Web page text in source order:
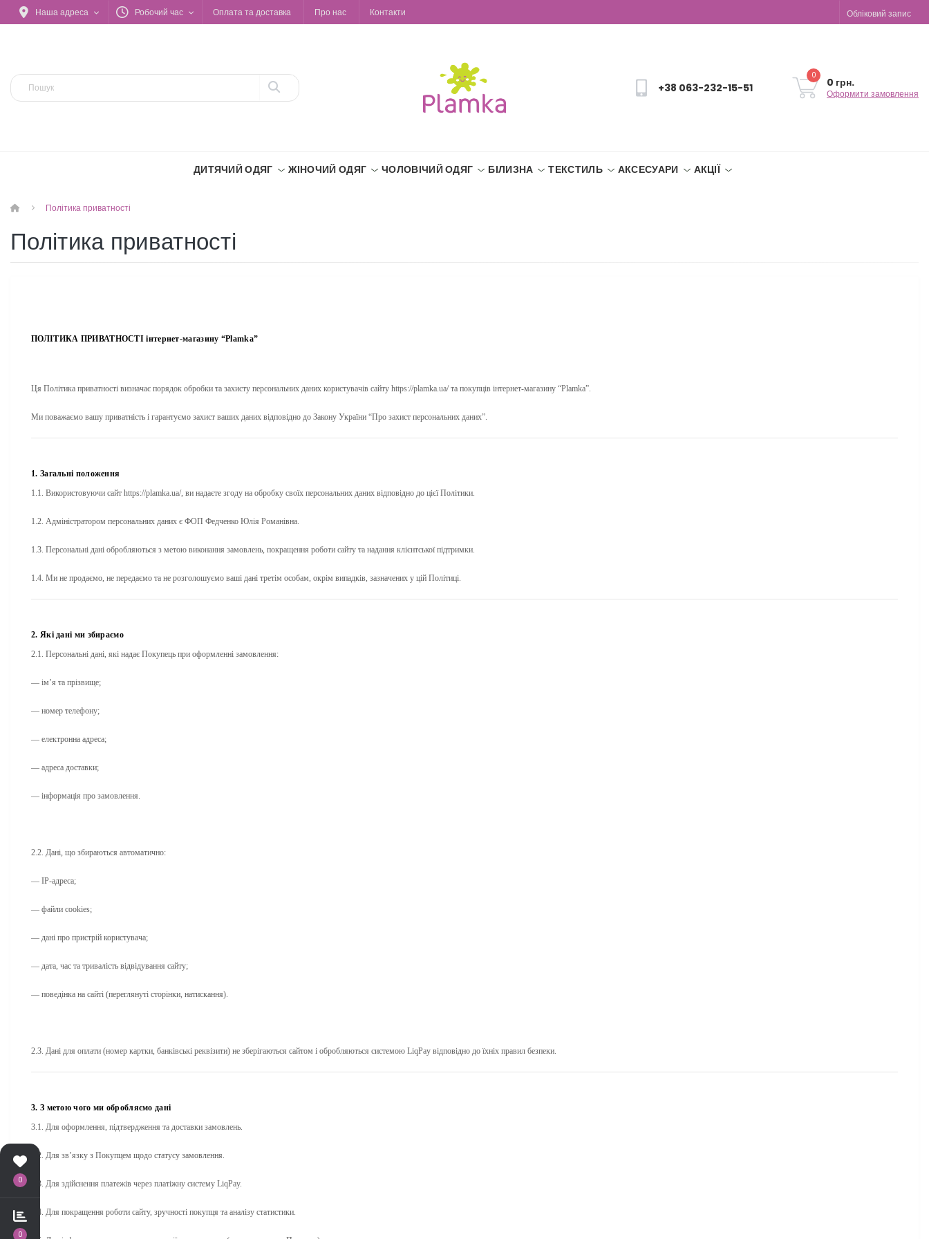
0
0
Наша адреса Робочий час Оплата та доставка Про нас Контакти Обліковий запис
+38 063-232-15-51
0
0 грн.
Оформити замовлення
ДИТЯЧИЙ ОДЯГ ЖІНОЧИЙ ОДЯГ ЧОЛОВІЧИЙ ОДЯГ БІЛИЗНА ТЕКСТИЛЬ АКСЕСУАРИ АКЦІЇ
Політика приватності
Політика приватності
ПОЛІТИКА ПРИВАТНОСТІінтернет-магазину “Plamka”
Ця Політика приватності визначає порядок обробки та захисту персональних даних користувачів сайту https://plamka.ua/ та покупців інтернет-магазину “Plamka”.
Ми поважаємо вашу приватність і гарантуємо захист ваших даних відповідно до Закону України “Про захист персональних даних”.
1. Загальні положення
1.1. Використовуючи сайт https://plamka.ua/, ви надаєте згоду на обробку своїх персональних даних відповідно до цієї Політики.
1.2. Адміністратором персональних даних є ФОП Федченко Юлія Романівна.
1.3. Персональні дані обробляються з метою виконання замовлень, покращення роботи сайту та надання клієнтської підтримки.
1.4. Ми не продаємо, не передаємо та не розголошуємо ваші дані третім особам, окрім випадків, зазначених у цій Політиці.
2. Які дані ми збираємо
2.1. Персональні дані, які надає Покупець при оформленні замовлення:
— ім’я та прізвище;
— номер телефону;
— електронна адреса;
— адреса доставки;
— інформація про замовлення.
2.2. Дані, що збираються автоматично:
— IP-адреса;
— файли cookies;
— дані про пристрій користувача;
— дата, час та тривалість відвідування сайту;
— поведінка на сайті (переглянуті сторінки, натискання).
2.3. Дані для оплати (номер картки, банківські реквізити) не зберігаються сайтом і обробляються системою LiqPay відповідно до їхніх правил безпеки.
3. З метою чого ми обробляємо дані
3.1. Для оформлення, підтвердження та доставки замовлень.
3.2. Для зв’язку з Покупцем щодо статусу замовлення.
3.3. Для здійснення платежів через платіжну систему LiqPay.
3.4. Для покращення роботи сайту, зручності покупця та аналізу статистики.